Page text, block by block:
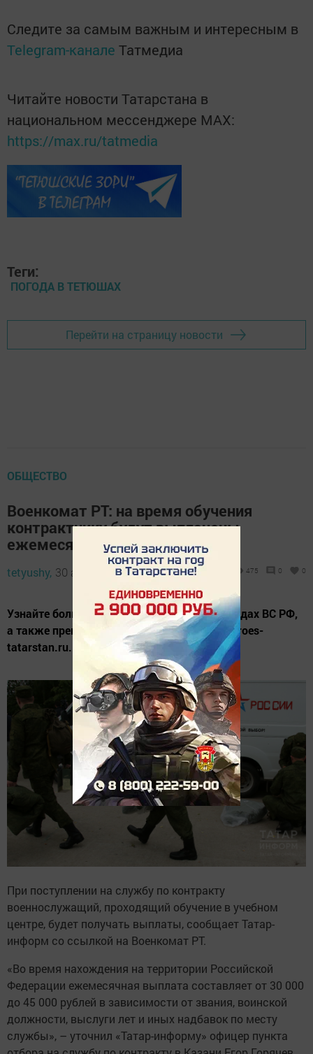
Следите за самым важным и интересным в
Telegram-канале Татмедиа
Читайте новости Татарстана в
национальном мессенджере MАХ:
https://max.ru/tatmedia
Теги:
ПОГОДА В ТЕТЮШАХ
Перейти на страницу новости
ОБЩЕСТВО
Военкомат РТ: на время обучения
контрактнику будут выплачены
ежемесячные выплаты
tetyushy, 30 апреля 2024 - 15:32 475 0 0
Узнайте больше о службе по контракту в рядах ВС РФ,
а также премиях, льготах и выплатах на heroes-
tatarstan.ru.
При поступлении на службу по контракту
военнослужащий, проходящий обучение в учебном
центре, будет получать выплаты, сообщает Татар-
информ со ссылкой на Военкомат РТ.
«Во время нахождения на территории Российской
Федерации ежемесячная выплата составляет от 30 000
до 45 000 рублей в зависимости от звания, воинской
должности, выслуги лет и иных надбавок по месту
службы», – уточнил «Татар-информу» офицер пункта